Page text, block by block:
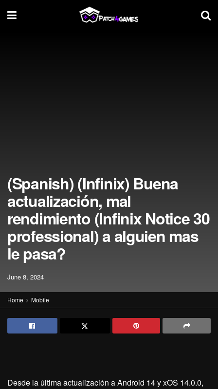
(Spanish) (Infinix) Buena
actualización, mal
rendimiento (Infinix Notice 30
professional) a alguien mas
le pasa?
June 8, 2024
Home Mobile
Desde la última actualización a Android 14 y xOS 14.0.0,